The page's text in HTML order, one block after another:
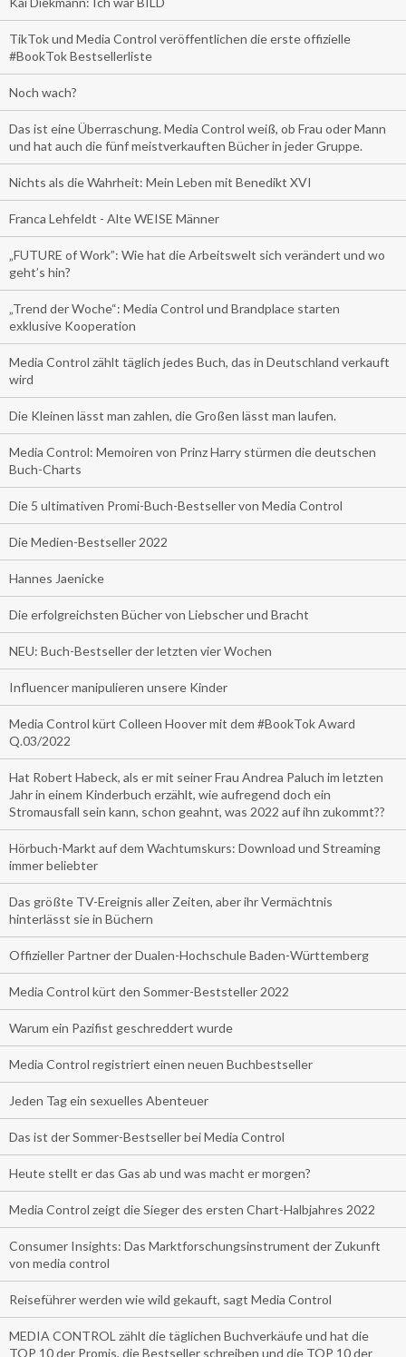
TikTok und Media Control veröffentlichen die erste offizielle
#BookTok Bestsellerliste
Noch wach?
Das ist eine Überraschung. Media Control weiß, ob Frau oder Mann
und hat auch die fünf meistverkauften Bücher in jeder Gruppe.
Nichts als die Wahrheit: Mein Leben mit Benedikt XVI
Franca Lehfeldt - Alte WEISE Männer
„FUTURE of Work”: Wie hat die Arbeitswelt sich verändert und wo
geht’s hin?
„Trend der Woche“: Media Control und Brandplace starten
exklusive Kooperation
Media Control zählt täglich jedes Buch, das in Deutschland verkauft
wird
Die Kleinen lässt man zahlen, die Großen lässt man laufen.
Media Control: Memoiren von Prinz Harry stürmen die deutschen
Buch-Charts
Die 5 ultimativen Promi-Buch-Bestseller von Media Control
Die Medien-Bestseller 2022
Hannes Jaenicke
Die erfolgreichsten Bücher von Liebscher und Bracht
NEU: Buch-Bestseller der letzten vier Wochen
Influencer manipulieren unsere Kinder
Media Control kürt Colleen Hoover mit dem #BookTok Award
Q.03/2022
Hat Robert Habeck, als er mit seiner Frau Andrea Paluch im letzten
Jahr in einem Kinderbuch erzählt, wie aufregend doch ein
Stromausfall sein kann, schon geahnt, was 2022 auf ihn zukommt??
Hörbuch-Markt auf dem Wachtumskurs: Download und Streaming
immer beliebter
Das größte TV-Ereignis aller Zeiten, aber ihr Vermächtnis
hinterlässt sie in Büchern
Offizieller Partner der Dualen-Hochschule Baden-Württemberg
Media Control kürt den Sommer-Beststeller 2022
Warum ein Pazifist geschreddert wurde
Media Control registriert einen neuen Buchbestseller
Jeden Tag ein sexuelles Abenteuer
Das ist der Sommer-Bestseller bei Media Control
Heute stellt er das Gas ab und was macht er morgen?
Media Control zeigt die Sieger des ersten Chart-Halbjahres 2022
Consumer Insights: Das Marktforschungsinstrument der Zukunft
von media control
Reiseführer werden wie wild gekauft, sagt Media Control
MEDIA CONTROL zählt die täglichen Buchverkäufe und hat die
TOP 10 der Promis, die Bestseller schreiben und die TOP 10 der